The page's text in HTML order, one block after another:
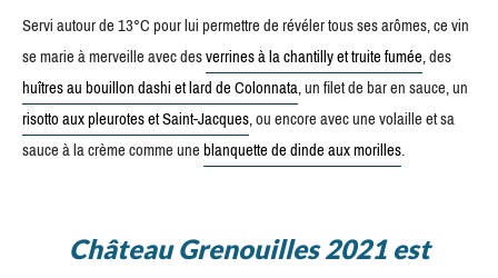
Servi autour de 13°C pour lui permettre de révéler tous ses arômes, ce vin
se marie à merveille avec desverrines à la chantilly et truite fumée, des
huîtres au bouillon dashi et lard de Colonnata, un filet de bar en sauce, un
risotto aux pleurotes et Saint-Jacques, ou encore avec une volaille et sa
sauce à la crème comme uneblanquette de dinde aux morilles.
Château Grenouilles 2021 est